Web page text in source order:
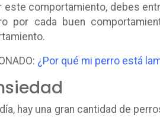
este comportamiento, debes
por cada buen
¿Por qué mi perro está
hay una gran cantidad de